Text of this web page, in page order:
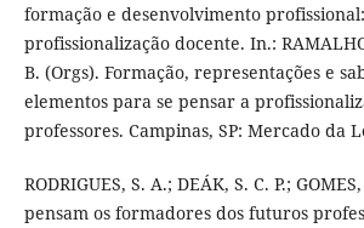
formação e desenvolvimento
profissionalização docente. In.:
B. (Orgs). Formação, representações e
elementos para se pensar a
professores. Campinas, SP: Mercado da
RODRIGUES, S. A.; DEÁK, S. C. P.;
pensam os formadores dos futuros